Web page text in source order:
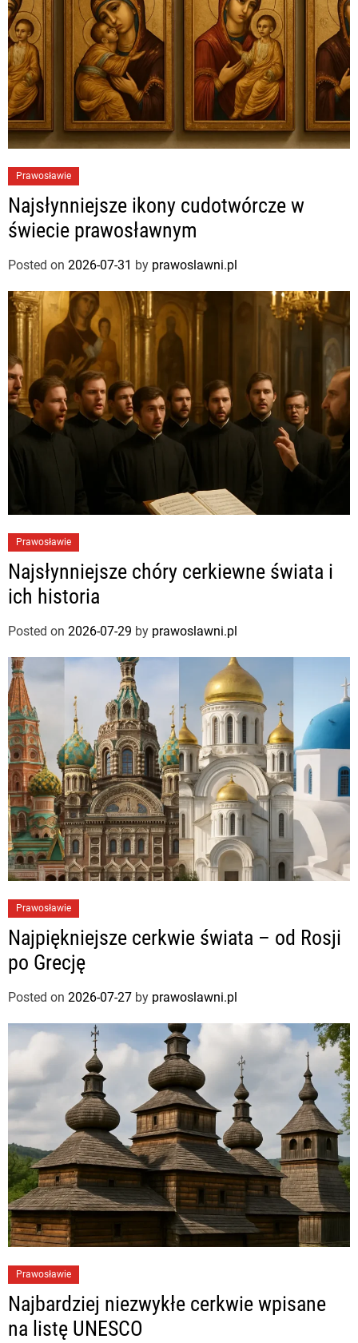
Prawosławie
Najsłynniejsze ikony cudotwórcze w
świecie prawosławnym
Posted on 2026-07-31 by prawoslawni.pl
Prawosławie
Najsłynniejsze chóry cerkiewne świata i
ich historia
Posted on 2026-07-29 by prawoslawni.pl
Prawosławie
Najpiękniejsze cerkwie świata – od Rosji
po Grecję
Posted on 2026-07-27 by prawoslawni.pl
Prawosławie
Najbardziej niezwykłe cerkwie wpisane
na listę UNESCO